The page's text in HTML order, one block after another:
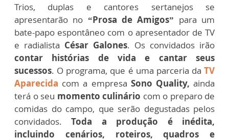
Trios, duplas e cantores sertanejos se
apresentarão no “Prosa de Amigos” para um
bate-papo espontâneo com o apresentador de TV
e radialista César Galones. Os convidados irão
contar histórias de vida e cantar seus
sucessos. O programa, que é uma parceria da TV
Aparecida com a empresa Sono Quality, ainda
terá o seu momento culinário com o preparo de
comidas do campo, que serão degustadas pelos
convidados.Toda a produção é inédita,
incluindo cenários, roteiros, quadros e